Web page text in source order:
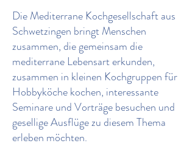
Die Mediterrane Kochgesellschaft aus
Schwetzingen bringt Menschen
zusammen, die gemeinsam die
mediterrane Lebensart erkunden,
zusammen in kleinen Kochgruppen für
Hobbyköche kochen, interessante
Seminare und Vorträge besuchen und
gesellige Ausflüge zu diesem Thema
erleben möchten.